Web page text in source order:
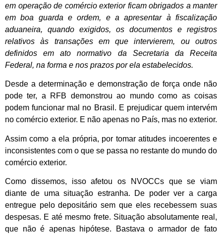
em operação de comércio exterior ficam obrigados a manter
em boa guarda e ordem, e a apresentar à fiscalização
aduaneira, quando exigidos, os documentos e registros
relativos às transações em que intervierem, ou outros
definidos em ato normativo da Secretaria da Receita
Federal, na forma e nos prazos por ela estabelecidos.
Desde a determinação e demonstração de força onde não
pode ter, a RFB demonstrou ao mundo como as coisas
podem funcionar mal no Brasil. E prejudicar quem intervém
no comércio exterior. E não apenas no País, mas no exterior.
Assim como a ela própria, por tomar atitudes incoerentes e
inconsistentes com o que se passa no restante do mundo do
comércio exterior.
Como dissemos, isso afetou os NVOCCs que se viam
diante de uma situação estranha. De poder ver a carga
entregue pelo depositário sem que eles recebessem suas
despesas. E até mesmo frete. Situação absolutamente real,
que não é apenas hipótese. Bastava o armador de fato